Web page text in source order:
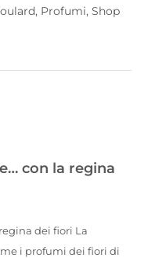
, Profumi, Shop
con la regina
dei fiori La
i profumi dei fiori di